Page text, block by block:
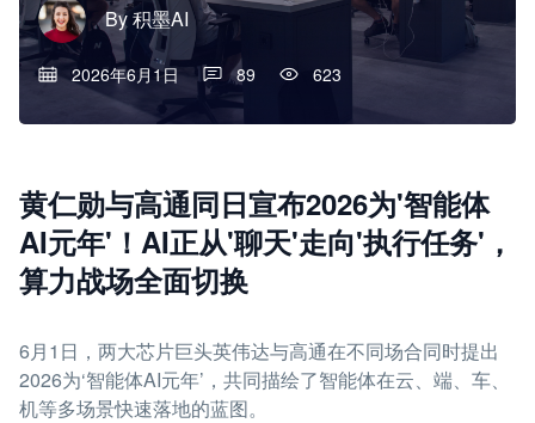
By积墨AI
2026年6月1日 89 623
黄仁勋与高通同日宣布2026为'智能体
AI元年'！AI正从'聊天'走向'执行任务'，
算力战场全面切换
6月1日，两大芯片巨头英伟达与高通在不同场合同时提出
2026为‘智能体AI元年’，共同描绘了智能体在云、端、车、
机等多场景快速落地的蓝图。